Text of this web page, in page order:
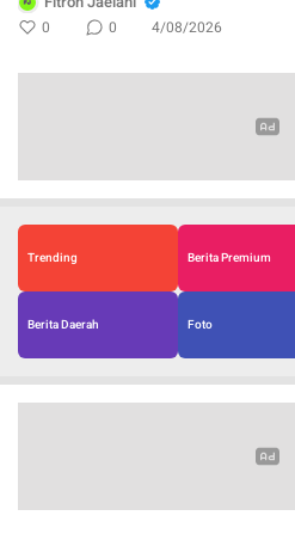
0 0 4/08/2026
Trending Berita Premium
Berita Daerah Foto